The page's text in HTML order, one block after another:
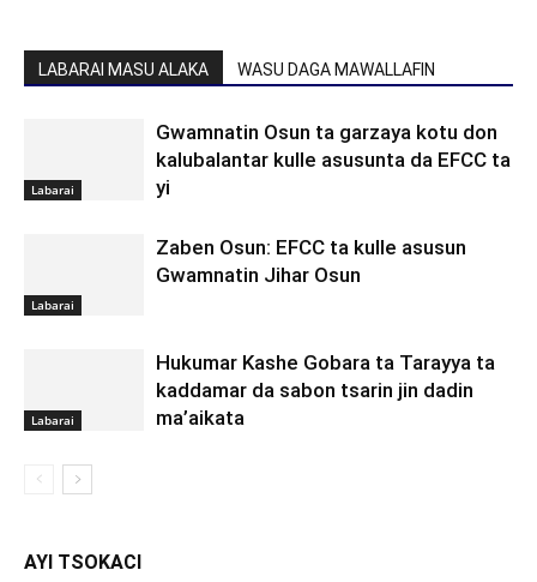
LABARAI MASU ALAKA WASU DAGA MAWALLAFIN
Labarai
Gwamnatin Osun ta garzaya kotu don
kalubalantar kulle asusunta da EFCC ta
yi
Labarai
Zaben Osun: EFCC ta kulle asusun
Gwamnatin Jihar Osun
Labarai
Hukumar Kashe Gobara ta Tarayya ta
kaddamar da sabon tsarin jin dadin
ma’aikata
AYI TSOKACI